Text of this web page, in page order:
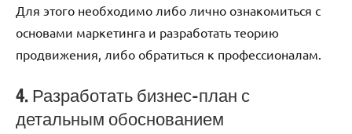
Для этого необходимо либо лично ознакомиться с
основами маркетинга и разработать теорию
продвижения, либо обратиться к профессионалам.
4. Разработать бизнес-план с
детальным обоснованием